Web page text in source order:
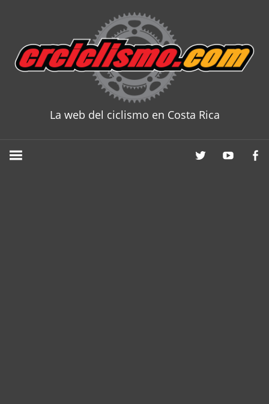
content
La web del ciclismo en Costa Rica